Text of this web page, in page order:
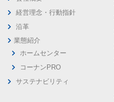
経営理念・行動指針
沿革
業態紹介
ホームセンター
コーナンPRO
サステナビリティ